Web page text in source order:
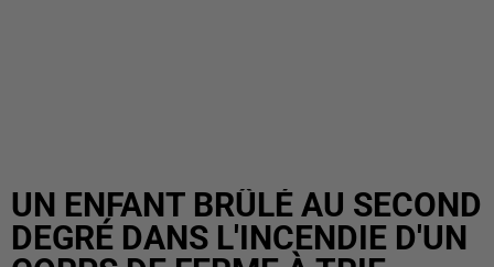
UN ENFANT BRÛLÉ AU SECOND
DEGRÉ DANS L'INCENDIE D'UN